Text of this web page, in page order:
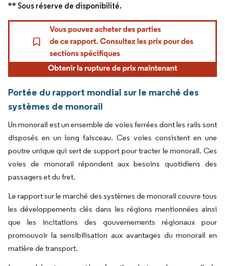
** Sous réserve de disponibilité.
Portée du rapport mondial sur le marché des
systèmes de monorail
Un monorail est un ensemble de voies ferrées dont les rails sont
disposés en un long faisceau. Ces voies consistent en une
poutre unique qui sert de support pour tracter le monorail. Ces
voies de monorail répondent aux besoins quotidiens des
passagers et du fret.
Le rapport sur le marché des systèmes de monorail couvre tous
les développements clés dans les régions mentionnées ainsi
que les incitations des gouvernements régionaux pour
promouvoir la sensibilisation aux avantages du monorail en
matière de transport.